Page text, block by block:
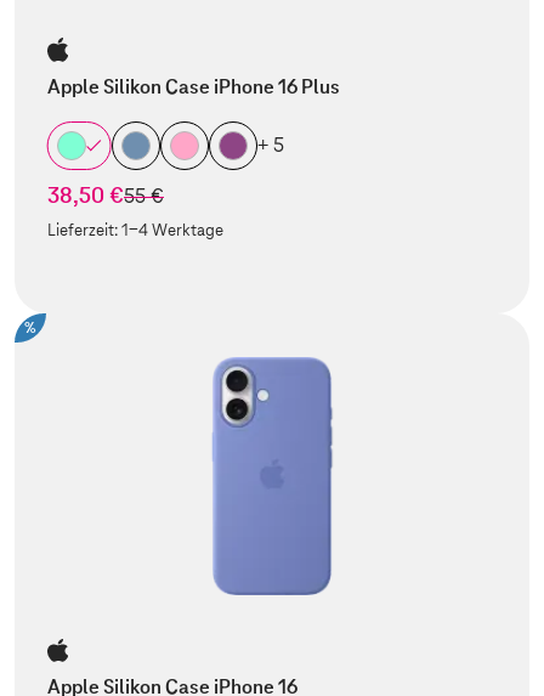
Apple Silikon Case iPhone 16 Plus
+ 5
38,50 €statt
55 €
Lieferzeit:1-4 Werktage
%
Apple Silikon Case iPhone 16